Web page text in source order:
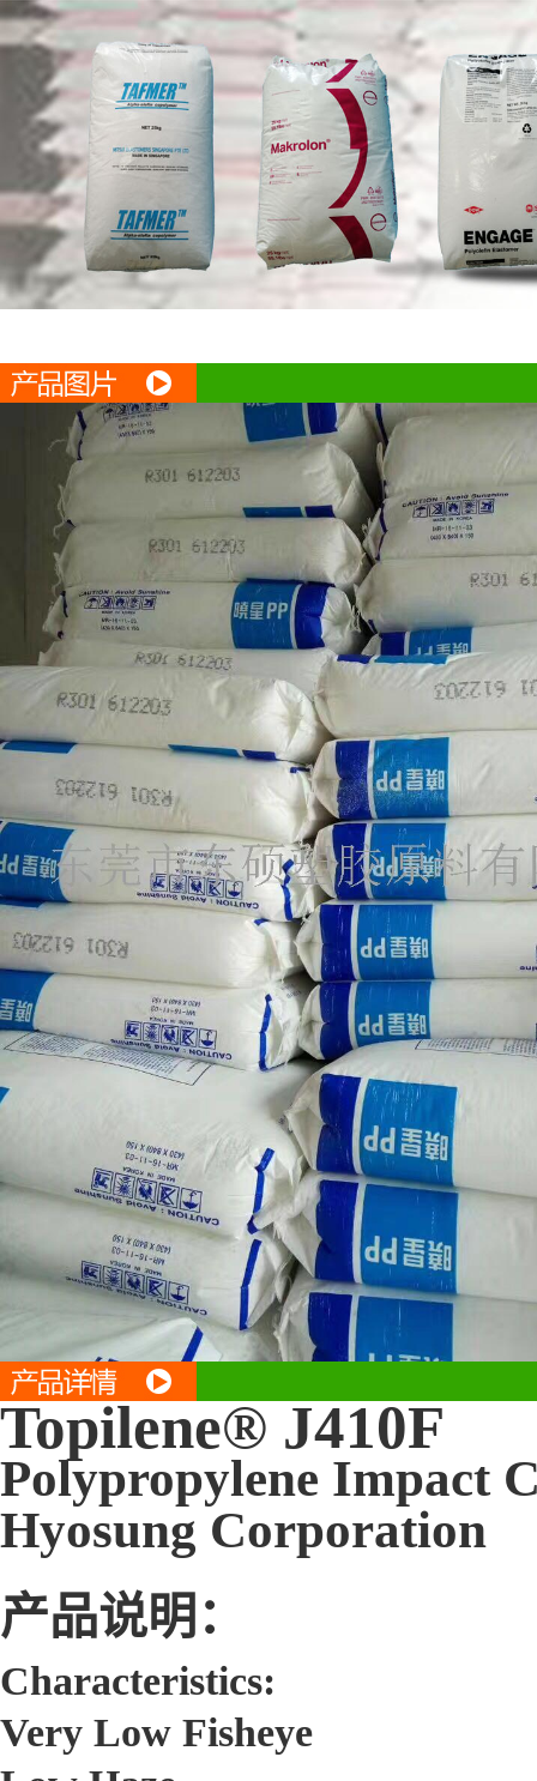
Topilene® J410F
Polypropylene Impact
Hyosung Corporation
产品说明：
Characteristics:
Very Low Fisheye